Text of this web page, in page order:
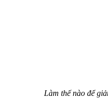
Làm thế nào để